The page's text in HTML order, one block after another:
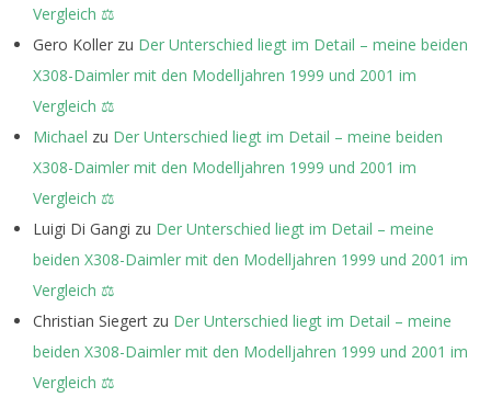
Vergleich ⚖️
Gero Koller zu Der Unterschied liegt im Detail – meine beiden
X308-Daimler mit den Modelljahren 1999 und 2001 im
Vergleich ⚖️
Michael zu Der Unterschied liegt im Detail – meine beiden
X308-Daimler mit den Modelljahren 1999 und 2001 im
Vergleich ⚖️
Luigi Di Gangi zu Der Unterschied liegt im Detail – meine
beiden X308-Daimler mit den Modelljahren 1999 und 2001 im
Vergleich ⚖️
Christian Siegert zu Der Unterschied liegt im Detail – meine
beiden X308-Daimler mit den Modelljahren 1999 und 2001 im
Vergleich ⚖️